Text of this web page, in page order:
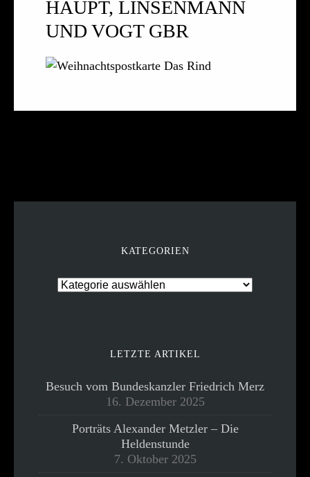
HAUPT, LINSENMANN
UND VOGT GBR
KATEGORIEN
LETZTE ARTIKEL
Besuch vom Bundeskanzler Friedrich Merz
16. Dezember 2025
Porträts Alexander Metzler – Die
Heldenstunde
7. Oktober 2025